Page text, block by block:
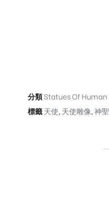
分類Statues Of Human
標籤天使, 天使雕像,神聖